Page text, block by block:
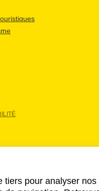
pour analyser